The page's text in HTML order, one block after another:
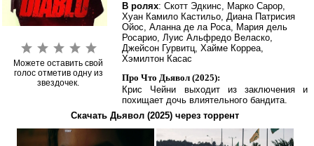
Можете оставить свой
голос отметив одну из
звездочек.
В ролях: Скотт Эдкинс, Марко Сарор,
Хуан Камило Кастильо, Диана Патрисия
Ойос, Аланна де ла Роса, Мария дель
Росарио, Луис Альфредо Веласко,
Джейсон Гурвитц, Хайме Корреа,
Хэмилтон Касас
Про Что Дьявол (2025):
Крис Чейни выходит из заключения и
похищает дочь влиятельного бандита.
Скачать Дьявол (2025) через торрент